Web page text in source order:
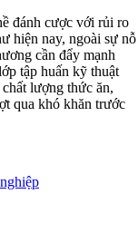
đánh cược với rủi ro
hiện nay, ngoài sự nỗ
cần đẩy mạnh
tập huấn kỹ thuật
lượng thức ăn,
qua khó khăn trước